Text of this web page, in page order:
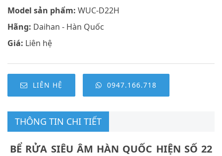
Model sản phẩm: WUC-D22H
Hãng: Daihan - Hàn Quốc
Giá: Liên hệ
LIÊN HỆ 0947.166.718
THÔNG TIN CHI TIẾT
BỂ RỬA SIÊU ÂM HÀN QUỐC HIỆN SỐ 22